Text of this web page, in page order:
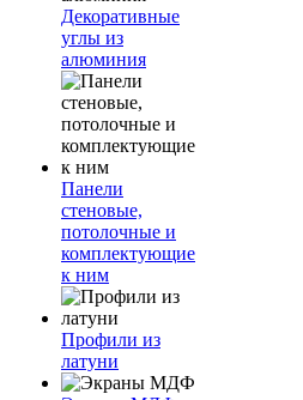
Декоративные
углы из
алюминия
Панели
стеновые,
потолочные и
комплектующие
к ним
Профили из
латуни